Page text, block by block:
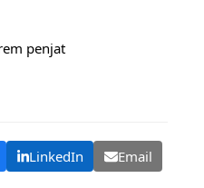
penjat
LinkedIn Email